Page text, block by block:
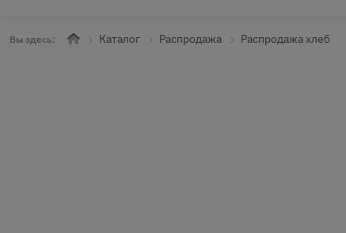
Вы здесь: Каталог Распродажа Распродажа хлеб